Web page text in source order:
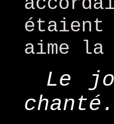
aime la
Le
chanté.